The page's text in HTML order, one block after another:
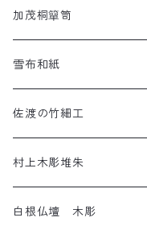
ねんねこ
アートネコ
羽越しな布
塩沢織物・越後上布
小千谷織物
十日町織物
加茂桐簞笥
雪布和紙
佐渡の竹細工
村上木彫堆朱
白根仏壇 木彫